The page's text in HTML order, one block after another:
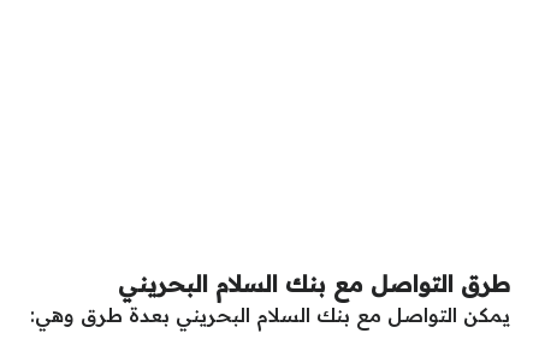
طرق التواصل مع بنك السلام البحريني
يمكن التواصل مع بنك السلام البحريني بعدة طرق وهي: